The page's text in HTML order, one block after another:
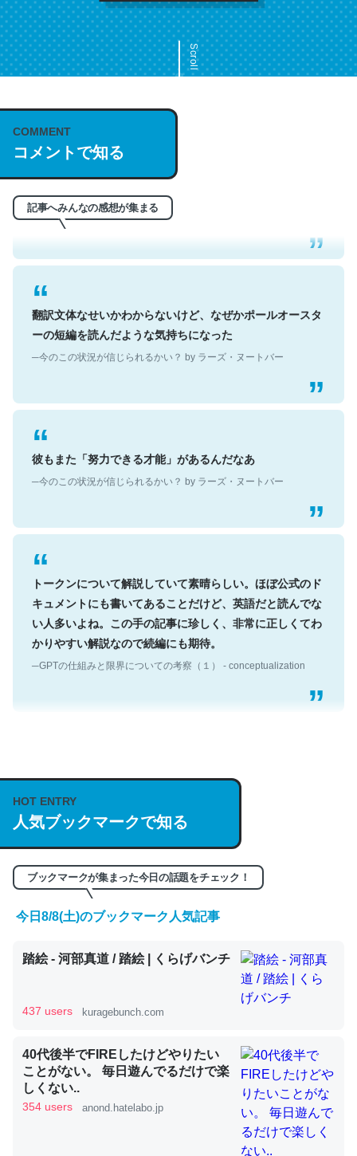
Scroll
COMMENT
コメントで知る
記事へみんなの感想が集まる
これは名文。彼はとてもクレバーなんだろうなと凄く思
う。英語少しでも読める人は原文もお勧め。自分はこの流
れ好き。Let’s Fucking Go. Then Covid hit. Shit.
─今のこの状況が信じられるかい？ by ラーズ・ヌートバー
翻訳文体なせいかわからないけど、なぜかポールオースタ
ーの短編を読んだような気持ちになった
彼もまた「努力できる才能」があるんだなあ
トークンについて解説していて素晴らしい。ほぼ公式のド
キュメントにも書いてあることだけど、英語だと読んでな
い人多いよね。この手の記事に珍しく、非常に正しくてわ
かりやすい解説なので続編にも期待。
説してる記事が少ないので貴重な良記事。/続編来た
https://isobe324649.hatenablog.com/entry/2023/03/27
/064121
─GPTの仕組みと限界についての考察（１） - conceptualization
くらい。小説でいう「ずっと前の伏線」は回収されないけ
ど、短期記憶というには多い分量。進化すればするほど分
かりやすく強くなりそう
昆虫ってカルシウム少ないのか。知らんかった。調べたら
コオロギのカルシウム分はエビの600分の1程度。
HOT ENTRY
人気ブックマークで知る
ブックマークが集まった今日の話題をチェック！
今日8/8(土)のブックマーク人気記事
踏絵 - 河部真道 / 踏絵 | くらげバンチ
437 users kuragebunch.com
40代後半でFIREしたけどやりたい
ことがない。 毎日遊んでるだけで楽
しくない..
354 users anond.hatelabo.jp